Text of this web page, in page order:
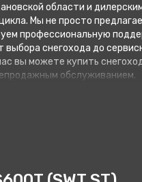
области и
Мы не просто
профессиональную
выбора снегохода до
вы можете купить
обслуживанием.
и